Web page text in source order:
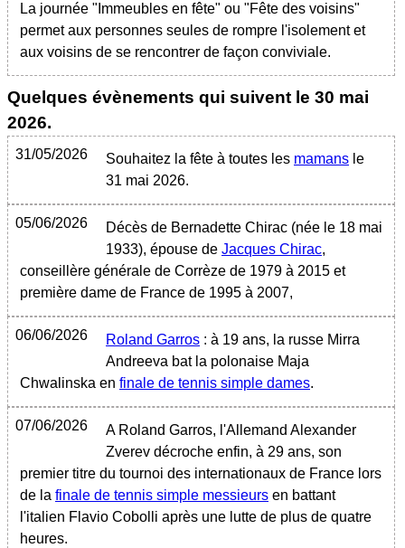
La journée "Immeubles en fête" ou "Fête des voisins"
permet aux personnes seules de rompre l'isolement et
aux voisins de se rencontrer de façon conviviale.
Quelques évènements qui suivent le 30 mai
2026.
31/05/2026 Souhaitez la fête à toutes les mamans le
31 mai 2026.
05/06/2026
Décès de Bernadette Chirac (née le 18 mai
1933), épouse de Jacques Chirac,
conseillère générale de Corrèze de 1979 à 2015 et
première dame de France de 1995 à 2007,
06/06/2026 Roland Garros : à 19 ans, la russe Mirra
Andreeva bat la polonaise Maja
Chwalinska en finale de tennis simple dames.
07/06/2026
A Roland Garros, l'Allemand Alexander
Zverev décroche enfin, à 29 ans, son
premier titre du tournoi des internationaux de France lors
de la finale de tennis simple messieurs en battant
l'italien Flavio Cobolli après une lutte de plus de quatre
heures.